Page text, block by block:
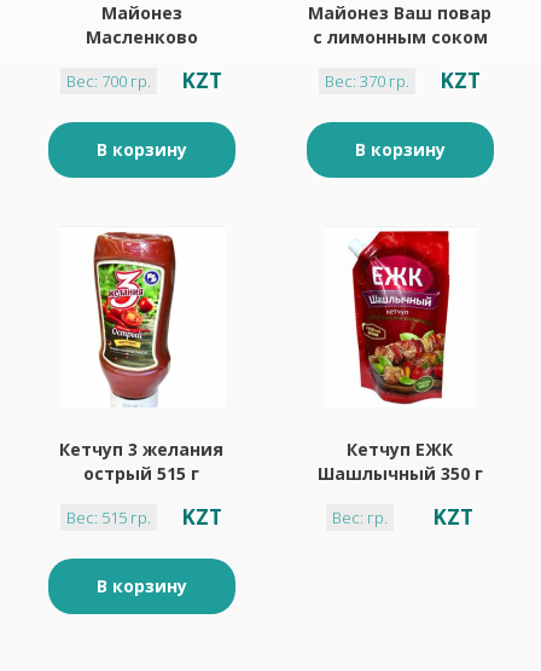
Майонез
Масленково
г ведерко
Вес: 700 гр. KZT
В корзину
Майонез Ваш повар
с лимонным соком
Вес: 370 гр. KZT
В корзину
Кетчуп 3 желания
острый 515 г
Вес: 515 гр. KZT
В корзину
Кетчуп ЕЖК
Шашлычный 350 г
Вес: гр. KZT